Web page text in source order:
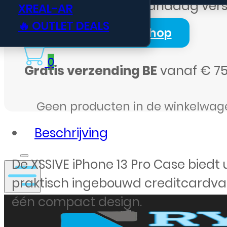
XREAL-AR
🔥 OUTLET DEALS
Login Zakelijk Webshop
0
Geen producten in de
Bescherming
en
gemak
Voor15:59 besteld, vandaag
Gratis verzending BE vanaf €
Beschrijving
De XSSIVE iPhone 13 Pro Case
praktisch ingebouwd
één compact design.